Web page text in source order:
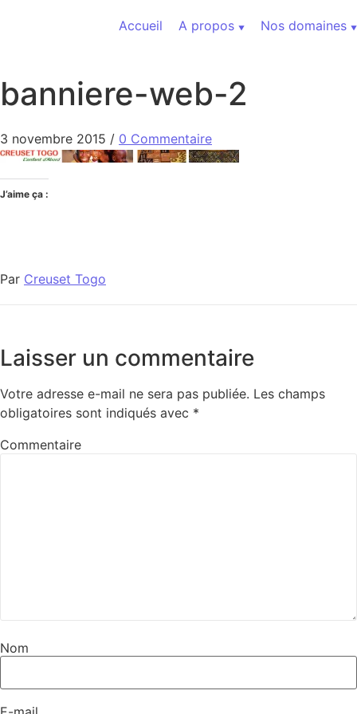
Accueil
A propos Nos domaines
banniere-web-2
3 novembre 2015 / 0 Commentaire
J’aime ça :
Par Creuset Togo
Laisser un commentaire
Votre adresse e-mail ne sera pas publiée. Les champs
obligatoires sont indiqués avec *
Commentaire
Nom